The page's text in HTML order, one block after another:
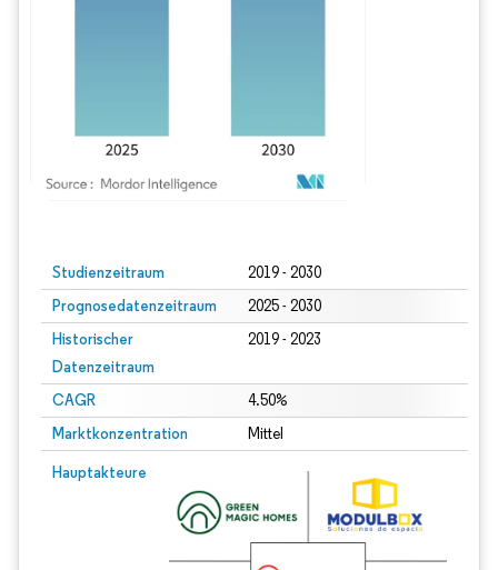
Studienzeitraum 2019 - 2030
Prognosedatenzeitraum 2025 - 2030
Historischer
Datenzeitraum
2019 - 2023
CAGR 4.50%
Marktkonzentration Mittel
Hauptakteure